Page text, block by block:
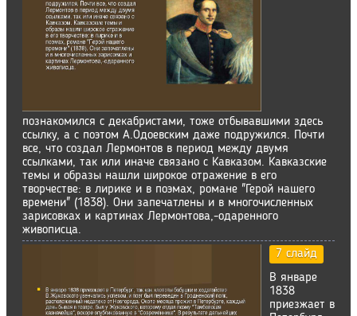
познакомился с декабристами, тоже отбывавшими здесь
ссылку, а с поэтом А.Одоевским даже подружился. Почти
все, что создал Лермонтов в период между двумя
ссылками, так или иначе связано с Кавказом. Кавказские
темы и образы нашли широкое отражение в его
творчестве: в лирике и в поэмах, романе "Герой нашего
времени" (1838). Они запечатлены и в многочисленных
зарисовках и картинах Лермонтова,-одаренного
живописца.
7 слайд
В январе
1838
приезжает в